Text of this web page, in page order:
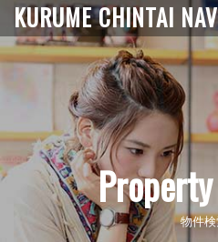
KURUME CHINTAI
物件